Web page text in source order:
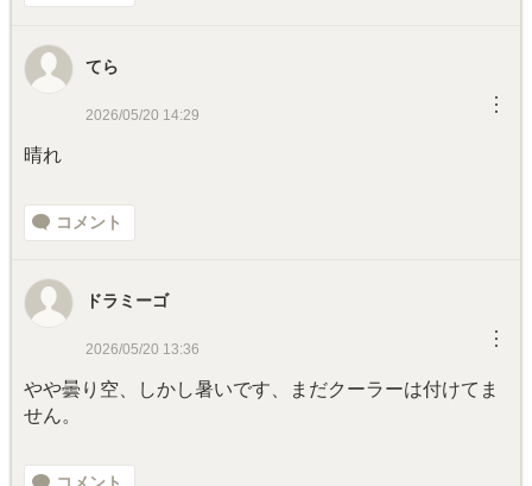
てら
2026/05/20 14:29 ︙
晴れ
コメント
ドラミーゴ
2026/05/20 13:36 ︙
やや曇り空、しかし暑いです、まだクーラーは付けてま
せん。